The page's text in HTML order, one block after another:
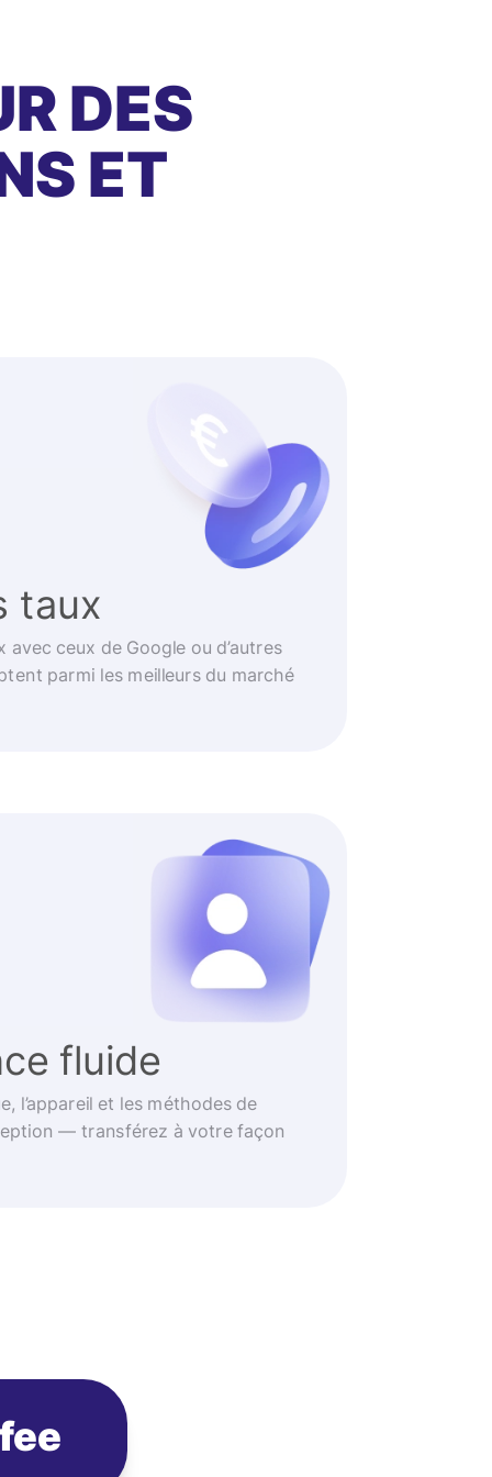
DES
ET
taux
avec ceux de Google ou d’autres
parmi les meilleurs du marché
fluide
l’appareil et les méthodes de
— transférez à votre façon